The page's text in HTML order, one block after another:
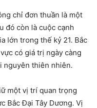
chỉ đơn thuần là một
đó còn là cuộc cạnh
lớn trong thế kỷ 21. Bắc
có giá trị ngày càng
nguyên thiên nhiên.
một vị trí quan trọng
Bắc Đại Tây Dương. Vị